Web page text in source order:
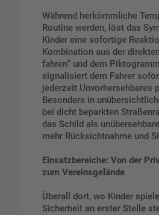
Während herkömmliche
Routine werden, löst das
Kinder eine sofortige
Kombination aus der
fahren“ und dem
signalisiert dem Fahrer
jederzeit Unvorhersehbares
Besonders in
bei dicht beparkten
das Schild als
mehr Rücksichtnahme und
Einsatzbereiche: Von der
zum Vereinsgelände
Überall dort, wo Kinder
Sicherheit an erster Stelle